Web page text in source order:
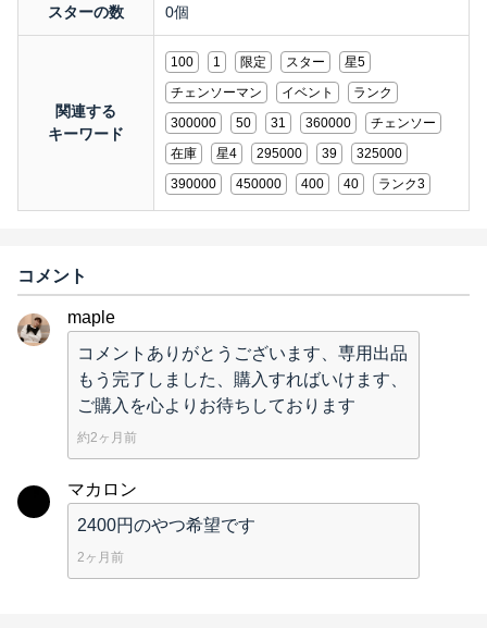
スターの数 0個
関連する
キーワード
100 1 限定 スター
星5
チェンソーマン
イベント
ランク
300000
50 31 360000
チェンソー
在庫
星4 295000 39
325000
390000
450000 400 40 ランク3
コメント
maple
コメントありがとうございます、専用出品
もう完了しました、購入すればいけます、
ご購入を心よりお待ちしております
約2ヶ月前
マカロン
2400円のやつ希望です
2ヶ月前